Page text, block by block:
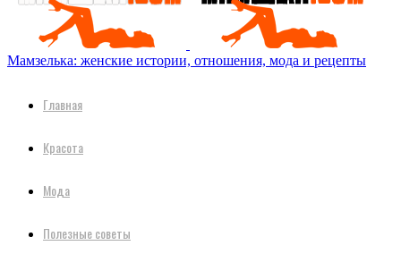
Мамзелька: женские истории, отношения, мода и рецепты
Главная
Красота
Мода
Полезные советы